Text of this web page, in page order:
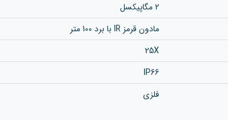
2 مگاپیکسل
مادون قرمز IR با برد 100 متر
25X
IP66
فلزی